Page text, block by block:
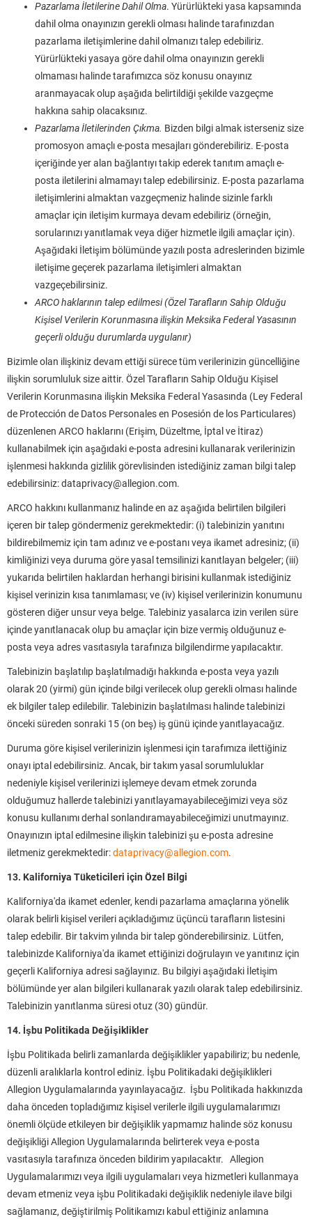
Pazarlama İletilerine Dahil Olma. Yürürlükteki yasa kapsamında
dahil olma onayınızın gerekli olması halinde tarafınızdan
pazarlama iletişimlerine dahil olmanızı talep edebiliriz.
Yürürlükteki yasaya göre dahil olma onayınızın gerekli
olmaması halinde tarafımızca söz konusu onayınız
aranmayacak olup aşağıda belirtildiği şekilde vazgeçme
hakkına sahip olacaksınız.
Pazarlama İletilerinden Çıkma. Bizden bilgi almak isterseniz size
promosyon amaçlı e-posta mesajları gönderebiliriz. E-posta
içeriğinde yer alan bağlantıyı takip ederek tanıtım amaçlı e-
posta iletilerini almamayı talep edebilirsiniz. E-posta pazarlama
iletişimlerini almaktan vazgeçmeniz halinde sizinle farklı
amaçlar için iletişim kurmaya devam edebiliriz (örneğin,
sorularınızı yanıtlamak veya diğer hizmetle ilgili amaçlar için).
Aşağıdaki İletişim bölümünde yazılı posta adreslerinden bizimle
iletişime geçerek pazarlama iletişimleri almaktan
vazgeçebilirsiniz.
ARCO haklarının talep edilmesi (Özel Tarafların Sahip Olduğu
Kişisel Verilerin Korunmasına ilişkin Meksika Federal Yasasının
geçerli olduğu durumlarda uygulanır)
Bizimle olan ilişkiniz devam ettiği sürece tüm verilerinizin güncelliğine
ilişkin sorumluluk size aittir. Özel Tarafların Sahip Olduğu Kişisel
Verilerin Korunmasına ilişkin Meksika Federal Yasasında (Ley Federal
de Protección de Datos Personales en Posesión de los Particulares)
düzenlenen ARCO haklarını (Erişim, Düzeltme, İptal ve İtiraz)
kullanabilmek için aşağıdaki e-posta adresini kullanarak verilerinizin
işlenmesi hakkında gizlilik görevlisinden istediğiniz zaman bilgi talep
edebilirsiniz: dataprivacy@allegion.com.
ARCO hakkını kullanmanız halinde en az aşağıda belirtilen bilgileri
içeren bir talep göndermeniz gerekmektedir: (i) talebinizin yanıtını
bildirebilmemiz için tam adınız ve e-postanı veya ikamet adresiniz; (ii)
kimliğinizi veya duruma göre yasal temsilinizi kanıtlayan belgeler; (iii)
yukarıda belirtilen haklardan herhangi birisini kullanmak istediğiniz
kişisel verinizin kısa tanımlaması; ve (iv) kişisel verilerinizin konumunu
gösteren diğer unsur veya belge. Talebiniz yasalarca izin verilen süre
içinde yanıtlanacak olup bu amaçlar için bize vermiş olduğunuz e-
posta veya adres vasıtasıyla tarafınıza bilgilendirme yapılacaktır.
Talebinizin başlatılıp başlatılmadığı hakkında e-posta veya yazılı
olarak 20 (yirmi) gün içinde bilgi verilecek olup gerekli olması halinde
ek bilgiler talep edilebilir. Talebinizin başlatılması halinde talebinizi
önceki süreden sonraki 15 (on beş) iş günü içinde yanıtlayacağız.
Duruma göre kişisel verilerinizin işlenmesi için tarafımıza ilettiğiniz
onayı iptal edebilirsiniz. Ancak, bir takım yasal sorumluluklar
nedeniyle kişisel verilerinizi işlemeye devam etmek zorunda
olduğumuz hallerde talebinizi yanıtlayamayabileceğimizi veya söz
konusu kullanımı derhal sonlandıramayabileceğimizi unutmayınız.
Onayınızın iptal edilmesine ilişkin talebinizi şu e-posta adresine
iletmeniz gerekmektedir:dataprivacy@allegion.com.
13. Kaliforniya Tüketicileri için Özel Bilgi
Kaliforniya'da ikamet edenler, kendi pazarlama amaçlarına yönelik
olarak belirli kişisel verileri açıkladığımız üçüncü tarafların listesini
talep edebilir. Bir takvim yılında bir talep gönderebilirsiniz. Lütfen,
talebinizde Kaliforniya'da ikamet ettiğinizi doğrulayın ve yanıtınız için
geçerli Kaliforniya adresi sağlayınız. Bu bilgiyi aşağıdaki İletişim
bölümünde yer alan bilgileri kullanarak yazılı olarak talep edebilirsiniz.
Talebinizin yanıtlanma süresi otuz (30) gündür.
14. İşbu Politikada Değişiklikler
İşbu Politikada belirli zamanlarda değişiklikler yapabiliriz; bu nedenle,
düzenli aralıklarla kontrol ediniz. İşbu Politikadaki değişiklikleri
Allegion Uygulamalarında yayınlayacağız. İşbu Politikada hakkınızda
daha önceden topladığımız kişisel verilerle ilgili uygulamalarımızı
önemli ölçüde etkileyen bir değişiklik yapmamız halinde söz konusu
değişikliği Allegion Uygulamalarında belirterek veya e-posta
vasıtasıyla tarafınıza önceden bildirim yapılacaktır. Allegion
Uygulamalarımızı veya ilgili uygulamaları veya hizmetleri kullanmaya
devam etmeniz veya işbu Politikadaki değişiklik nedeniyle ilave bilgi
sağlamanız, değiştirilmiş Politikamızı kabul ettiğiniz anlamına